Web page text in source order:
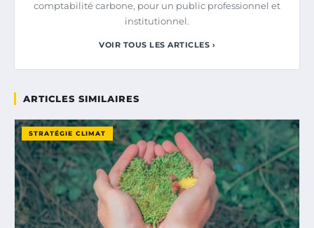
comptabilité carbone, pour un public professionnel et
institutionnel.
VOIR TOUS LES ARTICLES ›
ARTICLES SIMILAIRES
STRATÉGIE CLIMAT